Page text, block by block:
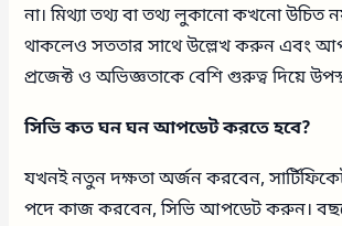
না। মিথ্যা তথ্য বা তথ্য লুকানো কখনো উচিত
থাকলেও সততার সাথে উল্লেখ করুন এবং
প্রজেক্ট ও অভিজ্ঞতাকে বেশি গুরুত্ব দিয়ে
সিভি কত ঘন ঘন আপডেট করতে হবে?
যখনই নতুন দক্ষতা অর্জন করবেন,
পদে কাজ করবেন, সিভি আপডেট করুন।